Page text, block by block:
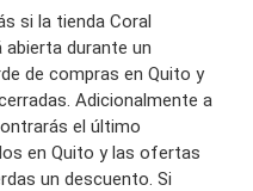
si la tienda Coral
durante un
de compras en Quito y
Adicionalmente a
el último
en Quito y las ofertas
un descuento. Si